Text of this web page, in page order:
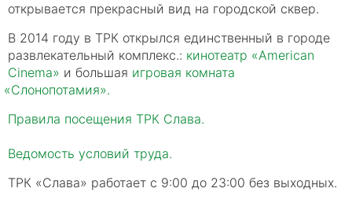
открывается прекрасный вид на городской сквер.
В 2014 году в ТРК открылся единственный в городе
развлекательный комплекс.: кинотеатр «American
Cinema» и большая игровая комната
«Слонопотамия».
Правила посещения ТРК Слава.
Ведомость условий труда.
ТРК «Слава» работает с 9:00 до 23:00 без выходных.